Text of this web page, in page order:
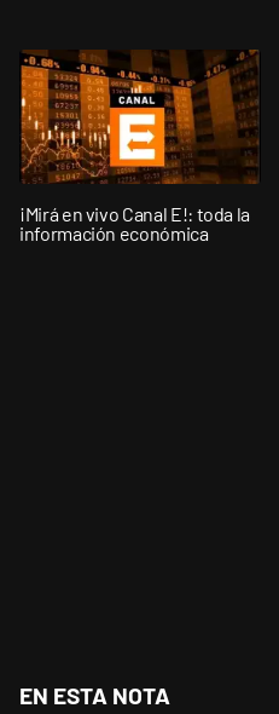
¡Mirá en vivo Canal E!: toda la
información económica
EN ESTA NOTA